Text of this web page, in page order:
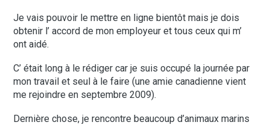
Je vais pouvoir le mettre en ligne bientôt mais je dois
obtenir l’ accord de mon employeur et tous ceux qui m’
ont aidé.
C’ était long à le rédiger car je suis occupé la journée par
mon travail et seul à le faire (une amie canadienne vient
me rejoindre en septembre 2009).
Dernière chose, je rencontre beaucoup d’animaux marins